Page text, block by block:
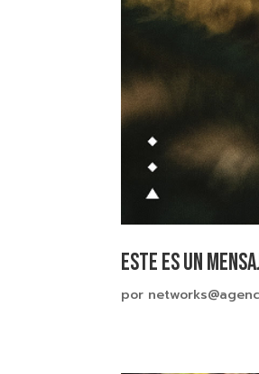
ESTE ES UN
por